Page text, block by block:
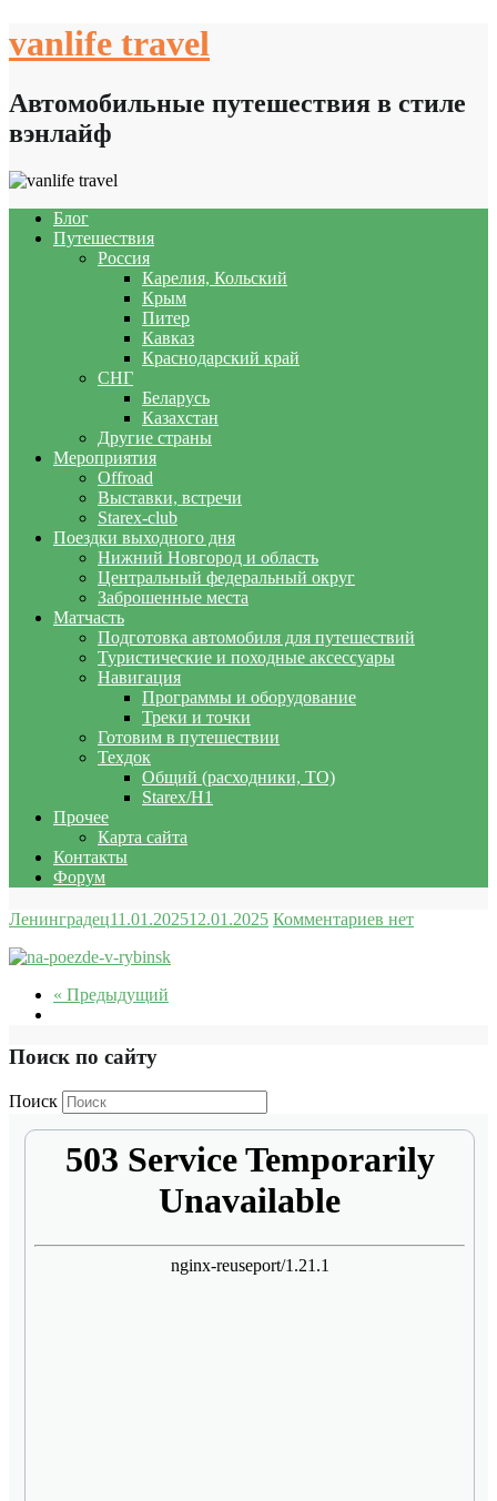
to
vanlife travel
Автомобильные путешествия в стиле
вэнлайф
Блог
Путешествия
Россия
Карелия, Кольский
Крым
Питер
Кавказ
Краснодарский край
СНГ
Беларусь
Казахстан
Другие страны
Мероприятия
Offroad
Выставки, встречи
Starex-club
Поездки выходного дня
Нижний Новгород и область
Центральный федеральный округ
Заброшенные места
Матчасть
Подготовка автомобиля для путешествий
Туристические и походные аксессуары
Навигация
Программы и оборудование
Треки и точки
Готовим в путешествии
Техдок
Общий (расходники, ТО)
Starex/H1
Прочее
Карта сайта
Контакты
Форум
Ленинградец11.01.202512.01.2025 Комментариев нет
« Предыдущий
Поиск по сайту
Поиск